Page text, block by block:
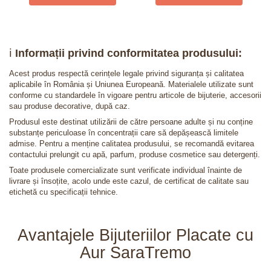
ℹ️ Informații privind conformitatea produsului:
Acest produs respectă cerințele legale privind siguranța și calitatea
aplicabile în România și Uniunea Europeană. Materialele utilizate sunt
conforme cu standardele în vigoare pentru articole de bijuterie, accesorii
sau produse decorative, după caz.
Produsul este destinat utilizării de către persoane adulte și nu conține
substanțe periculoase în concentrații care să depășească limitele
admise. Pentru a menține calitatea produsului, se recomandă evitarea
contactului prelungit cu apă, parfum, produse cosmetice sau detergenți.
Toate produsele comercializate sunt verificate individual înainte de
livrare și însoțite, acolo unde este cazul, de certificat de calitate sau
etichetă cu specificații tehnice.
Avantajele Bijuteriilor Placate cu
Aur SaraTremo